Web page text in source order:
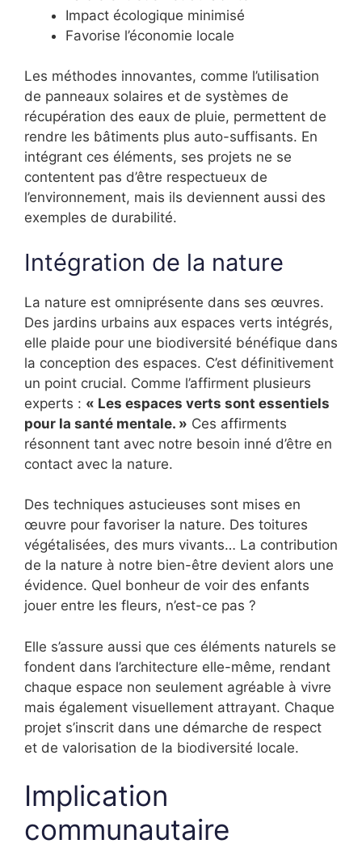
Impact écologique minimisé
Favorise l’économie locale
Les méthodes innovantes, comme l’utilisation
de panneaux solaires et de systèmes de
récupération des eaux de pluie, permettent de
rendre les bâtiments plus auto-suffisants. En
intégrant ces éléments, ses projets ne se
contentent pas d’être respectueux de
l’environnement, mais ils deviennent aussi des
exemples de durabilité.
Intégration de la nature
La nature est omniprésente dans ses œuvres.
Des jardins urbains aux espaces verts intégrés,
elle plaide pour une biodiversité bénéfique dans
la conception des espaces. C’est définitivement
un point crucial. Comme l’affirment plusieurs
experts : « Les espaces verts sont essentiels
pour la santé mentale. » Ces affirments
résonnent tant avec notre besoin inné d’être en
contact avec la nature.
Des techniques astucieuses sont mises en
œuvre pour favoriser la nature. Des toitures
végétalisées, des murs vivants… La contribution
de la nature à notre bien-être devient alors une
évidence. Quel bonheur de voir des enfants
jouer entre les fleurs, n’est-ce pas ?
Elle s’assure aussi que ces éléments naturels se
fondent dans l’architecture elle-même, rendant
chaque espace non seulement agréable à vivre
mais également visuellement attrayant. Chaque
projet s’inscrit dans une démarche de respect
et de valorisation de la biodiversité locale.
Implication
communautaire